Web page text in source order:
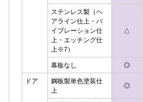
ステンレス製（ヘ
アライン仕上・バ
イブレーション仕
上・エッチング仕
上※7）
△
幕板なし ◎
ドア
鋼板製単色塗装仕
上
◎